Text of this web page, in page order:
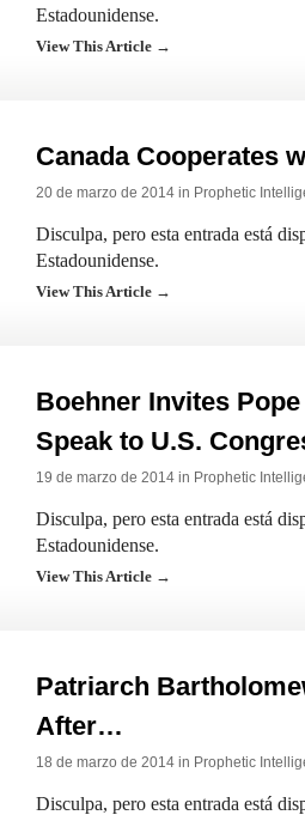
Estadounidense.
View This Article →
Canada Cooperates
20 de marzo de 2014 in Prophetic
Disculpa, pero esta entrada está
Estadounidense.
View This Article →
Boehner Invites
Speak to U.S.
19 de marzo de 2014 in Prophetic
Disculpa, pero esta entrada está
Estadounidense.
View This Article →
Patriarch
After…
18 de marzo de 2014 in Prophetic
Disculpa, pero esta entrada está